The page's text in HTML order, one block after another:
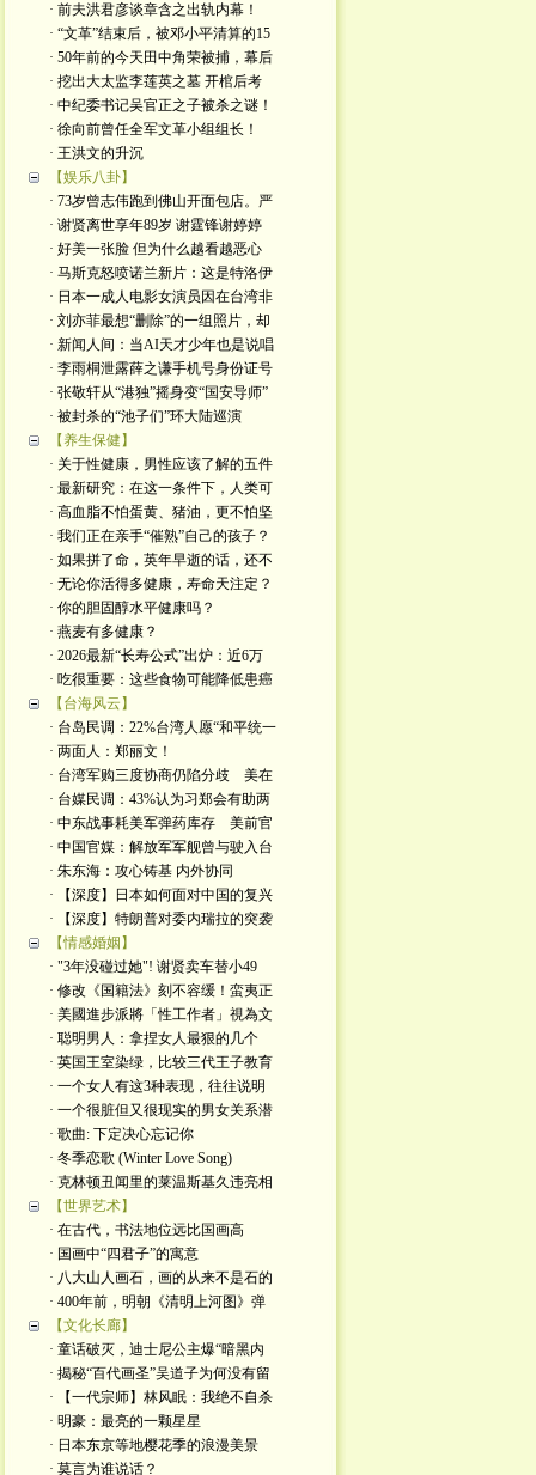
· 前夫洪君彦谈章含之出轨内幕！
· “文革”结束后，被邓小平清算的15
· 50年前的今天田中角荣被捕，幕后
· 挖出大太监李莲英之墓 开棺后考
· 中纪委书记吴官正之子被杀之谜！
· 徐向前曾任全军文革小组组长！
· 王洪文的升沉
【娱乐八卦】
· 73岁曾志伟跑到佛山开面包店。严
· 谢贤离世享年89岁 谢霆锋谢婷婷
· 好美一张脸 但为什么越看越恶心
· 马斯克怒喷诺兰新片：这是特洛伊
· 日本一成人电影女演员因在台湾非
· 刘亦菲最想“删除”的一组照片，却
· 新闻人间：当AI天才少年也是说唱
· 李雨桐泄露薛之谦手机号身份证号
· 张敬轩从“港独”摇身变“国安导师”
· 被封杀的“池子们”环大陆巡演
【养生保健】
· 关于性健康，男性应该了解的五件
· 最新研究：在这一条件下，人类可
· 高血脂不怕蛋黄、猪油，更不怕坚
· 我们正在亲手“催熟”自己的孩子？
· 如果拼了命，英年早逝的话，还不
· 无论你活得多健康，寿命天注定？
· 你的胆固醇水平健康吗？
· 燕麦有多健康？
· 2026最新“长寿公式”出炉：近6万
· 吃很重要：这些食物可能降低患癌
【台海风云】
· 台岛民调：22%台湾人愿“和平统一
· 两面人：郑丽文！
· 台湾军购三度协商仍陷分歧 美在
· 台媒民调：43%认为习郑会有助两
· 中东战事耗美军弹药库存 美前官
· 中国官媒：解放军军舰曾与驶入台
· 朱东海：攻心铸基 内外协同
· 【深度】日本如何面对中国的复兴
· 【深度】特朗普对委内瑞拉的突袭
【情感婚姻】
· "3年没碰过她"! 谢贤卖车替小49
· 修改《国籍法》刻不容缓！蛮夷正
· 美國進步派將「性工作者」視為文
· 聪明男人：拿捏女人最狠的几个
· 英国王室染绿，比较三代王子教育
· 一个女人有这3种表现，往往说明
· 一个很脏但又很现实的男女关系潜
· 歌曲: 下定决心忘记你
· 冬季恋歌 (Winter Love Song)
· 克林顿丑闻里的莱温斯基久违亮相
【世界艺术】
· 在古代，书法地位远比国画高
· 国画中“四君子”的寓意
· 八大山人画石，画的从来不是石的
· 400年前，明朝《清明上河图》弹
【文化长廊】
· 童话破灭，迪士尼公主爆“暗黑内
· 揭秘“百代画圣”吴道子为何没有留
· 【一代宗师】林风眠：我绝不自杀
· 明豪：最亮的一颗星星
· 日本东京等地樱花季的浪漫美景
· 莫言为谁说话？